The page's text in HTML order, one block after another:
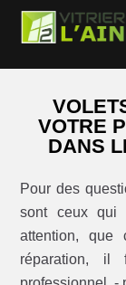
VOTRE
DANS
Pour des
sont ceux qui
attention,
réparation, il